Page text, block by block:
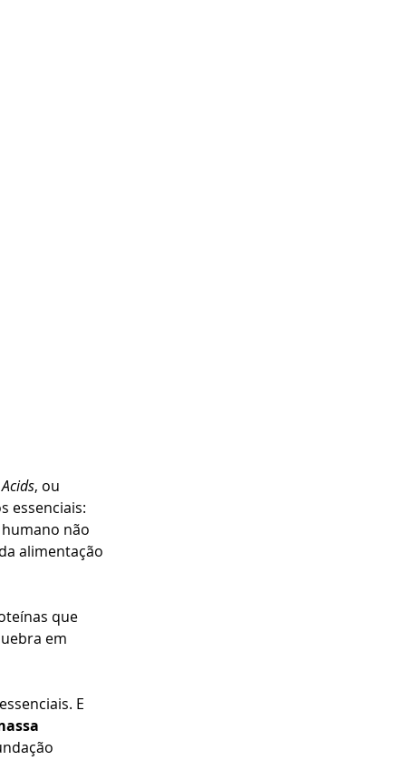
, ou
essenciais:
não
alimentação
que
em
E